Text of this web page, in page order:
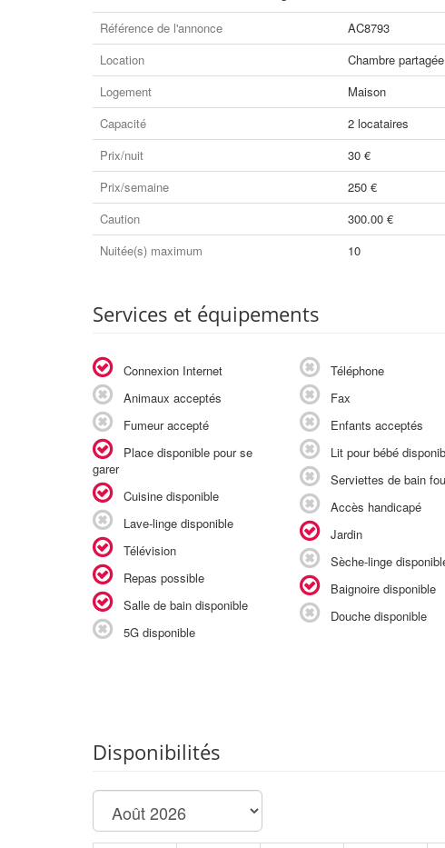
Référence de l'annonce
AC8793
Location
Chambre
Logement
Maison
Capacité
2 locataires
Prix/nuit
30 €
Prix/semaine
250 €
Caution
300.00 €
Nuitée(s) maximum
10
Services et équipements
Connexion Internet
Animaux acceptés
Fumeur accepté
Place disponible pour se
garer
Cuisine disponible
Lave-linge disponible
Télévision
Repas possible
Salle de bain disponible
5G disponible
Téléphone
Fax
Enfants acceptés
Lit pour bébé
Serviettes de bain
Accès handicapé
Jardin
Sèche-linge
Baignoire disponible
Douche disponible
Disponibilités